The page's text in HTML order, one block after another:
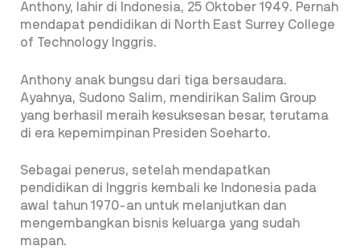
Anthony, lahir di Indonesia, 25 Oktober 1949. Pernah
mendapat pendidikan di North East Surrey College
of Technology Inggris.
Anthony anak bungsu dari tiga bersaudara.
Ayahnya, Sudono Salim, mendirikan Salim Group
yang berhasil meraih kesuksesan besar, terutama
di era kepemimpinan Presiden Soeharto.
Sebagai penerus, setelah mendapatkan
pendidikan di Inggris kembali ke Indonesia pada
awal tahun 1970-an untuk melanjutkan dan
mengembangkan bisnis keluarga yang sudah
mapan.